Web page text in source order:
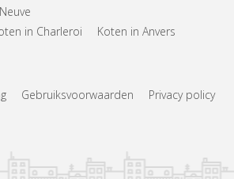
in Charleroi
Koten in Anvers
Gebruiksvoorwaarden Privacy policy